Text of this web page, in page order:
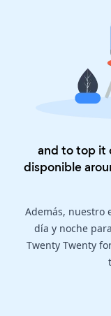
and to top it
disponible
Además, nuestro
día y noche
Twenty Twenty